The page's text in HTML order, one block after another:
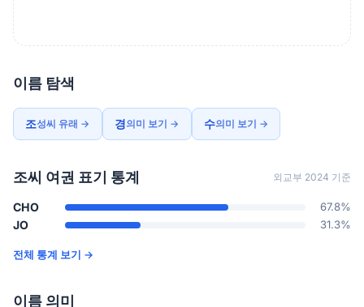
이름 탐색
조성씨 유래 → 경의미 보기 → 수의미 보기 →
조씨 여권 표기 통계 외교부 2024 기준
CHO 67.8%
JO 31.3%
전체 통계 보기 →
이름 의미